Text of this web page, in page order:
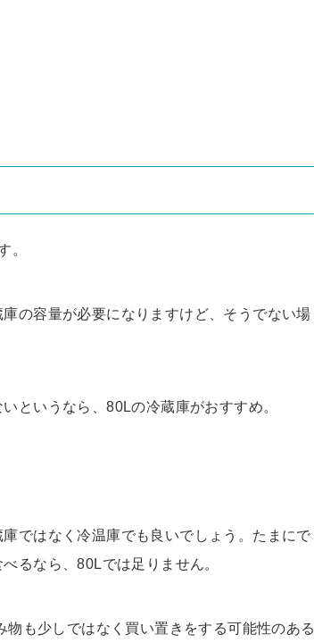
。
の容量が必要になりますけど、そうでない場
というなら、80Lの冷蔵庫がおすすめ。
ではなく冷温庫でも良いでしょう。たまにで
るなら、80Lでは足りません。
物も少しではなく買い置きをする可能性のある